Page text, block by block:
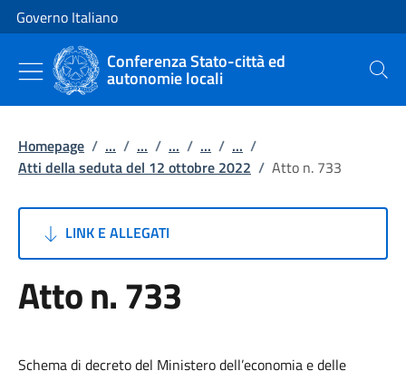
Vai al contenuto
Vai alla navigazione del sito
Governo Italiano
Conferenza Stato-città ed
autonomie locali Cerca
Homepage / ... / ... / ... / ... / ... /
Atti della seduta del 12 ottobre 2022 / Atto n. 733
LINK E ALLEGATI
Atto n. 733
Schema di decreto del Ministero dell’economia e delle